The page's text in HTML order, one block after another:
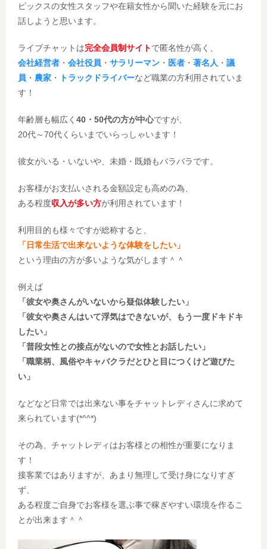
ピックスの女性スタッフや在籍女性から聞いた経験を元にお
話しようと思います。
ライブチャットは完全会員制サイトで匿名性が高く、
会社経営者 ・ 会社役員 ・ サラリーマン ・ 医者 ・ 著名人 ・ 議
員 ・ 農家 ・ トラックドライバーなど職業の方利用されていま
す！
年齢層も幅広く 40・50代の方が中心ですが、
20代～70代くらいまでいらっしゃいます！
彼女がいる・いないや、未婚・既婚もバラバラです。
お客様がお支払いされる金額設定も高めの為、
ある程度収入が多い方が利用されています！
利用目的も様々ですが総称すると、
「日常生活で出来ないような体験をしたい」
という理由の方が多いような気がします＾＾
例えば
「彼女や奥さんがいないから疑似体験したい」
「彼女や奥さんはいて浮気はできないが、もう一度ドキドキ
したい」
「普段女性との接点がないので女性とお話したい」
「職業柄、風俗やキャバクラだとひと目につくけど遊びた
い」
などなど日常では出来ない事をチャットレディさんに求めて
来られています(*^^*)
その為、チャットレディはお客様との相性が重要になりま
す！
接客業ではありますが、あまり無理して受け身になりすぎ
ず、
ある程度ご自身でお客様を選ぶ事で稼ぎやすい環境を作るこ
とが出来ます＾＾